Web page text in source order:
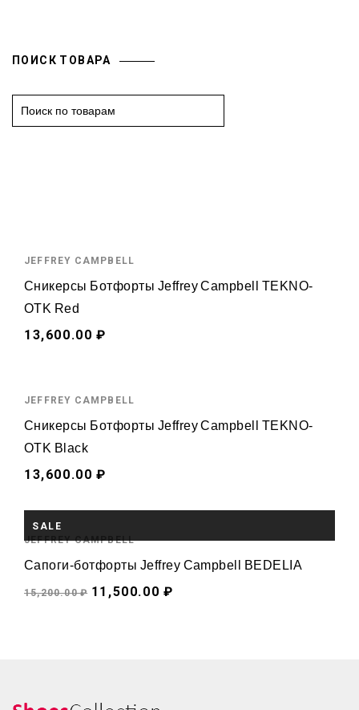
JEFFREY CAMPBELL
Сникерсы Ботфорты Jeffrey Campbell TEKNO-
OTK Red
13,600.00 ₽
JEFFREY CAMPBELL
Сникерсы Ботфорты Jeffrey Campbell TEKNO-
OTK Black
13,600.00 ₽
SALE
НЕТ В ПРОДАЖЕ
JEFFREY CAMPBELL
Сапоги-ботфорты Jeffrey Campbell BEDELIA
15,200.00 ₽ 11,500.00 ₽
ПОИСК ТОВАРА
e